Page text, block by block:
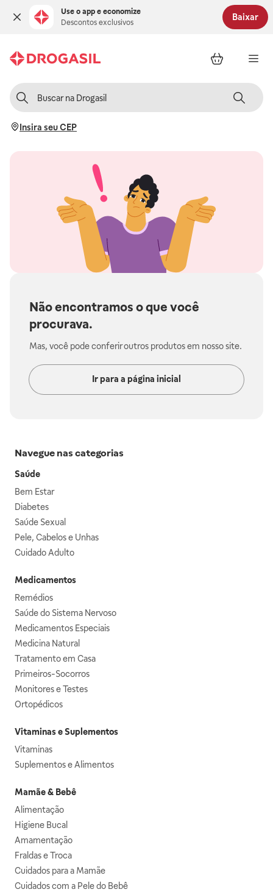
Use o app e economize
Descontos exclusivos
Baixar
Insira seu CEP
Não encontramos o que você
procurava.
Mas, você pode conferir outros produtos em nosso site.
Ir para a página inicial
Navegue nas categorias
Saúde
Bem Estar
Diabetes
Saúde Sexual
Pele, Cabelos e Unhas
Cuidado Adulto
Medicamentos
Remédios
Saúde do Sistema Nervoso
Medicamentos Especiais
Medicina Natural
Tratamento em Casa
Primeiros-Socorros
Monitores e Testes
Ortopédicos
Vitaminas e Suplementos
Vitaminas
Suplementos e Alimentos
Mamãe & Bebê
Alimentação
Higiene Bucal
Amamentação
Fraldas e Troca
Cuidados para a Mamãe
Cuidados com a Pele do Bebê